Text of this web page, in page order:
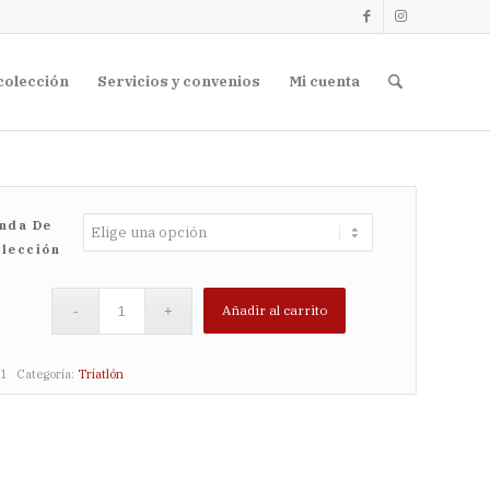
Servicios y convenios Mi cuenta
De
Añadir al carrito
Categoría: Triatlón